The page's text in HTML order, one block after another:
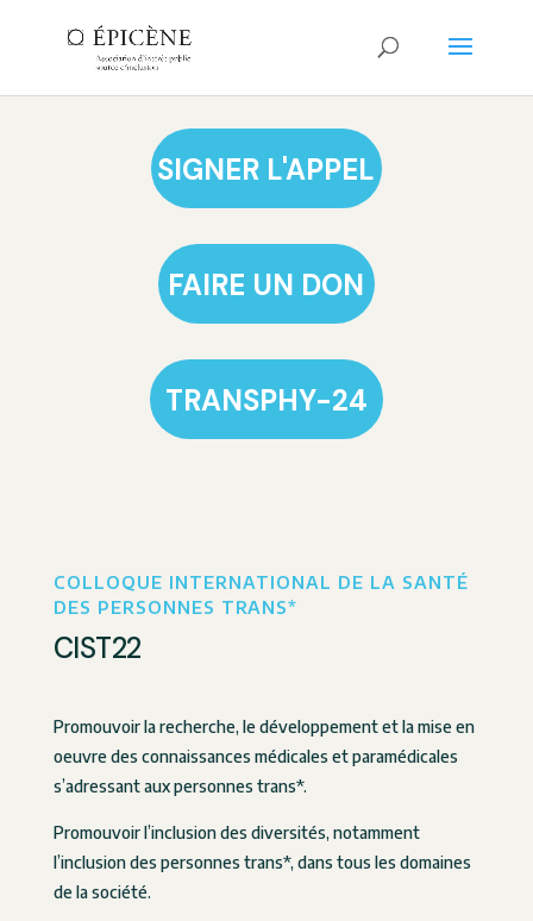
SIGNER L'APPEL
FAIRE UN DON
TRANSPHY-24
COLLOQUE INTERNATIONAL DE LA SANTÉ
DES PERSONNES TRANS*
CIST22
Promouvoir la recherche, le développement et la mise en
oeuvre des connaissances médicales et paramédicales
s’adressant aux personnes trans*.
Promouvoir l’inclusion des diversités, notamment
l’inclusion des personnes trans*, dans tous les domaines
de la société.